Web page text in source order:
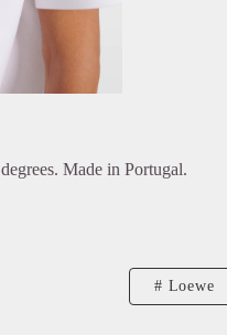
Made in Portugal.
Loewe